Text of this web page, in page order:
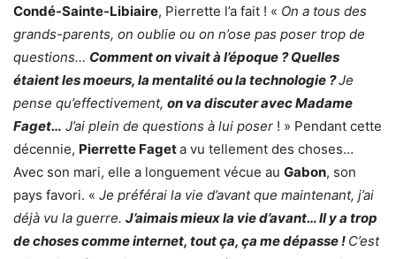
Condé-Sainte-Libiaire, Pierrette l’a fait ! « On a tous des
grands-parents, on oublie ou on n’ose pas poser trop de
questions… Comment on vivait à l’époque ? Quelles
étaient les moeurs, la mentalité ou la technologie ?Je
pense qu’effectivement, on va discuter avec Madame
Faget… J’ai plein de questions à lui poser ! » Pendant cette
décennie, Pierrette Fageta vu tellement des choses…
Avec son mari, elle a longuement vécue au Gabon, son
pays favori. « Je préférai la vie d’avant que maintenant, j’ai
déjà vu la guerre. J’aimais mieux la vie d’avant… Il y a trop
de choses comme internet, tout ça, ça me dépasse ! C’est